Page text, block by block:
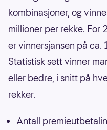
kombinasjoner, og
millioner per rekke.
er vinnersjansen på ca.
Statistisk sett vinner
eller bedre, i snitt på
rekker.
Antall